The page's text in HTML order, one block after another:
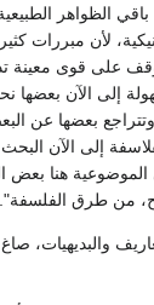
الظواهر
لأن مبررات
على قوى معينة
إلى الآن بعضها
بعضها عن
إلى الآن البحث
الموضوعية هنا بعض
من طرق الفلسفة".
والبديهيات، صاغ